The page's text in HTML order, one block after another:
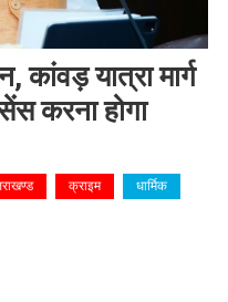
कांवड़ यात्रा मार्ग
करना होगा
क्राइम
धार्मिक